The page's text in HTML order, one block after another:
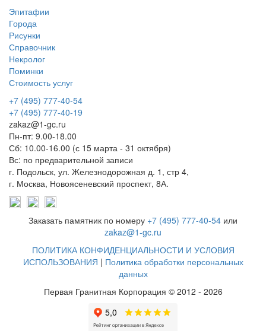
Эпитафии
Города
Рисунки
Справочник
Некролог
Поминки
Стоимость услуг
+7 (495) 777-40-54
+7 (495) 777-40-19
zakaz@1-gc.ru
Пн-пт: 9.00-18.00
Сб: 10.00-16.00 (с 15 марта - 31 октября)
Вс: по предварительной записи
г. Подольск, ул. Железнодорожная д. 1, стр 4,
г. Москва, Новоясеневский проспект, 8А.
Заказать памятник по номеру +7 (495) 777-40-54 или
zakaz@1-gc.ru
ПОЛИТИКА КОНФИДЕНЦИАЛЬНОСТИ И УСЛОВИЯ
ИСПОЛЬЗОВАНИЯ | Политика обработки персональных
данных
Первая Гранитная Корпорация © 2012 - 2026